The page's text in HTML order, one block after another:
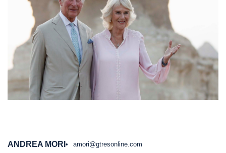
ANDREA MORI amori@gtresonline.com